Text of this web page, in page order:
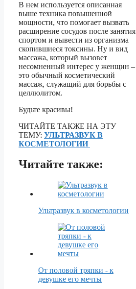
В нем используется описанная
выше техника повышенной
мощности, что помогает вызвать
расширение сосудов после занятия
спортом и вывести из организма
скопившиеся токсины. Ну и вид
массажа, который вызовет
несомненный интерес у женщин –
это обычный косметический
массаж, служащий для борьбы с
целлюлитом.
Будьте красивы!
ЧИТАЙТЕ ТАКЖЕ НА ЭТУ
ТЕМУ: УЛЬТРАЗВУК В
КОСМЕТОЛОГИИ
Читайте также:
Ультразвук в косметологии
От половой тряпки - к
девушке его мечты